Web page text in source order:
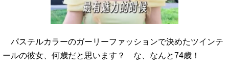
パステルカラーのガーリーファッションで決めたツインテ
ールの彼女、何歳だと思います？ な、なんと74歳！